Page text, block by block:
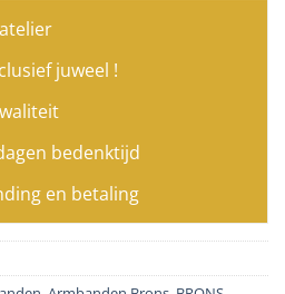
juweel !
bedenktijd
en betaling